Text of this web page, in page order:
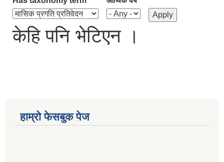
केहि पनि भेटिएन ।
हाम्रो फेसबुक पेज